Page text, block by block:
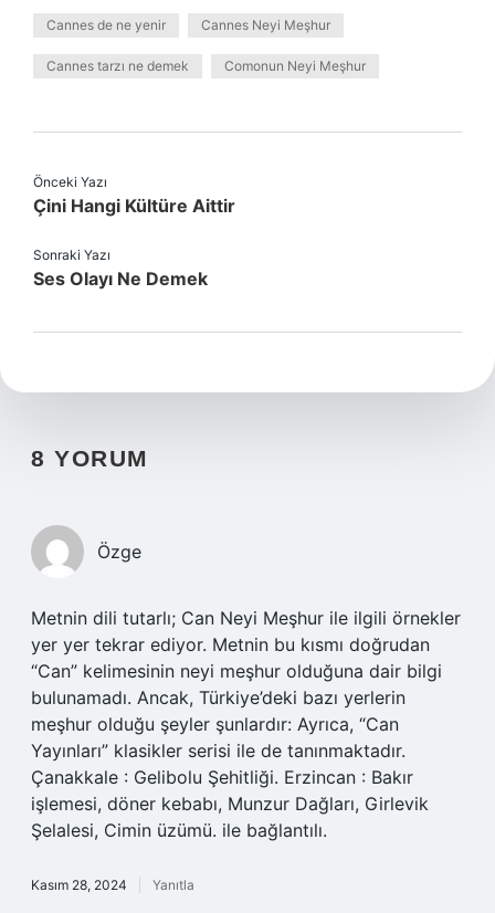
Cannes de ne yenir Cannes Neyi Meşhur
Cannes tarzı ne demek Comonun Neyi Meşhur
Önceki Yazı
Çini Hangi Kültüre Aittir
Sonraki Yazı
Ses Olayı Ne Demek
8 YORUM
Özge
Metnin dili tutarlı; Can Neyi Meşhur ile ilgili örnekler
yer yer tekrar ediyor. Metnin bu kısmı doğrudan
“Can” kelimesinin neyi meşhur olduğuna dair bilgi
bulunamadı. Ancak, Türkiye’deki bazı yerlerin
meşhur olduğu şeyler şunlardır: Ayrıca, “Can
Yayınları” klasikler serisi ile de tanınmaktadır.
Çanakkale : Gelibolu Şehitliği. Erzincan : Bakır
işlemesi, döner kebabı, Munzur Dağları, Girlevik
Şelalesi, Cimin üzümü. ile bağlantılı.
Kasım 28, 2024 Yanıtla